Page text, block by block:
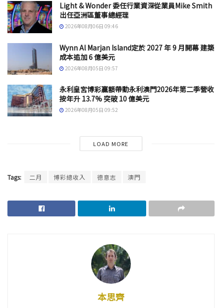
Light & Wonder 委任行業資深從業員Mike Smith
出任亞洲區董事總經理
2026年08月06日 09:46
Wynn Al Marjan Island定於 2027 年 9 月開幕 建築
成本追加 6 億美元
2026年08月05日 09:57
永利皇宮博彩贏額帶動永利澳門2026年第二季營收
按年升 13.7% 突破 10 億美元
2026年08月05日 09:52
LOAD MORE
Tags: 二月 博彩總收入 德意志 澳門
本思齊